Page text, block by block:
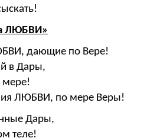
ЛЮБВИ»
дающие по Вере!
в Дары,
мере!
ЛЮБВИ, по мере Веры!
Дары,
теле!